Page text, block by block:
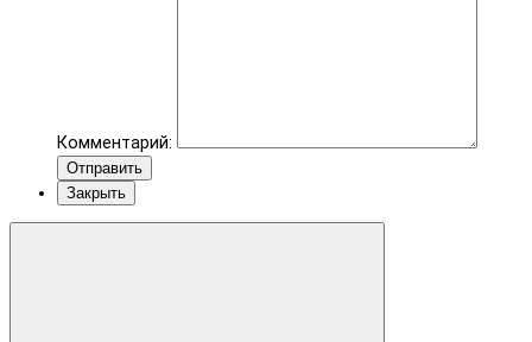
Комментарий:
Отправить
Закрыть